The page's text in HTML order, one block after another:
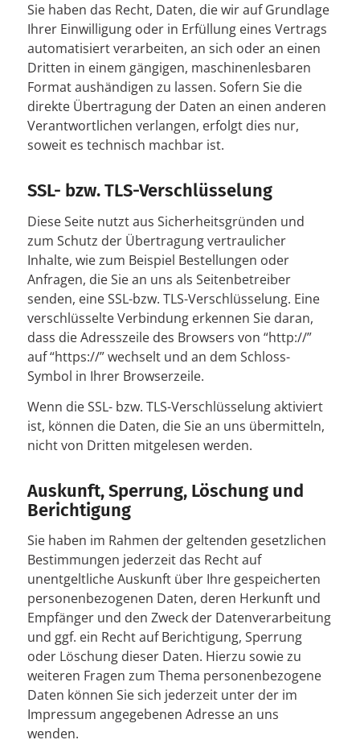
Sie haben das Recht, Daten, die wir auf Grundlage
Ihrer Einwilligung oder in Erfüllung eines Vertrags
automatisiert verarbeiten, an sich oder an einen
Dritten in einem gängigen, maschinenlesbaren
Format aushändigen zu lassen. Sofern Sie die
direkte Übertragung der Daten an einen anderen
Verantwortlichen verlangen, erfolgt dies nur,
soweit es technisch machbar ist.
SSL- bzw. TLS-Verschlüsselung
Diese Seite nutzt aus Sicherheitsgründen und
zum Schutz der Übertragung vertraulicher
Inhalte, wie zum Beispiel Bestellungen oder
Anfragen, die Sie an uns als Seitenbetreiber
senden, eine SSL-bzw. TLS-Verschlüsselung. Eine
verschlüsselte Verbindung erkennen Sie daran,
dass die Adresszeile des Browsers von “http://”
auf “https://” wechselt und an dem Schloss-
Symbol in Ihrer Browserzeile.
Wenn die SSL- bzw. TLS-Verschlüsselung aktiviert
ist, können die Daten, die Sie an uns übermitteln,
nicht von Dritten mitgelesen werden.
Auskunft, Sperrung, Löschung und
Berichtigung
Sie haben im Rahmen der geltenden gesetzlichen
Bestimmungen jederzeit das Recht auf
unentgeltliche Auskunft über Ihre gespeicherten
personenbezogenen Daten, deren Herkunft und
Empfänger und den Zweck der Datenverarbeitung
und ggf. ein Recht auf Berichtigung, Sperrung
oder Löschung dieser Daten. Hierzu sowie zu
weiteren Fragen zum Thema personenbezogene
Daten können Sie sich jederzeit unter der im
Impressum angegebenen Adresse an uns
wenden.